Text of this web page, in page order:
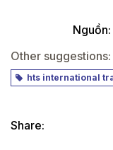
Nguồn: HTS
Other suggestions:
hts international
Share: